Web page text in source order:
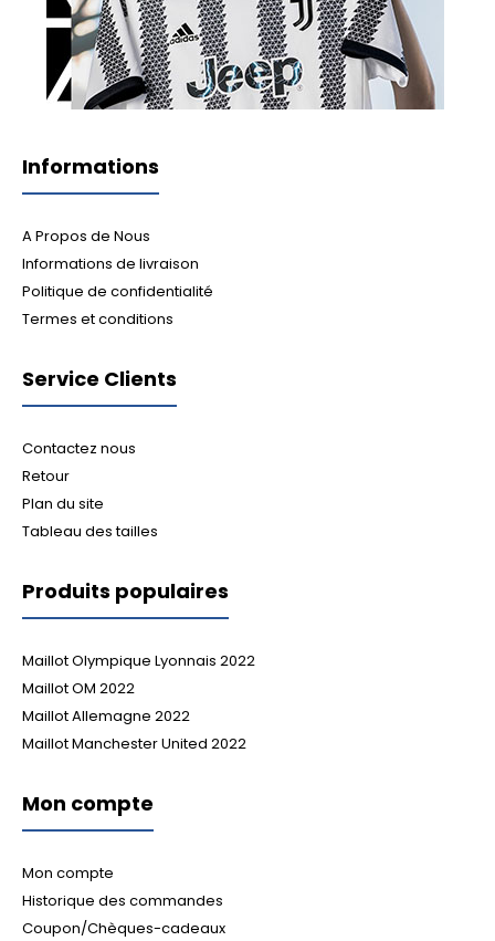
Informations
A Propos de Nous
Informations de livraison
Politique de confidentialité
Termes et conditions
Service Clients
Contactez nous
Retour
Plan du site
Tableau des tailles
Produits populaires
Maillot Olympique Lyonnais 2022
Maillot OM 2022
Maillot Allemagne 2022
Maillot Manchester United 2022
Mon compte
Mon compte
Historique des commandes
Coupon/Chèques-cadeaux